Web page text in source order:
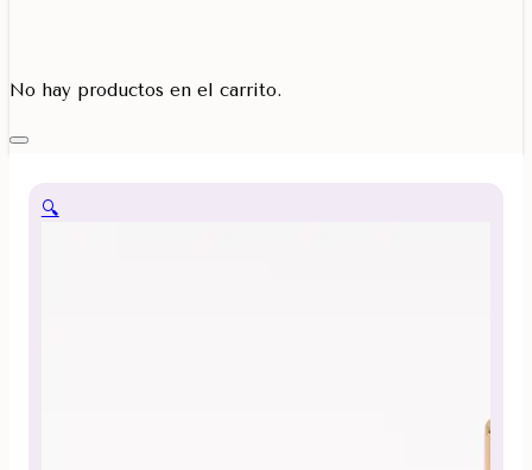
No hay productos en el carrito.
🔍